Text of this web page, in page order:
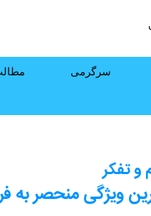
سرگرمی
و تفکر
ویژگی منحصر